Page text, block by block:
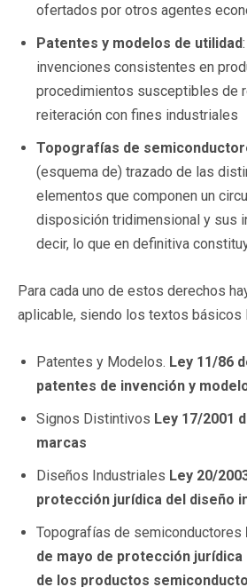
ofertados por otros agentes
Patentes y modelos de utilidad
invenciones consistentes en
procedimientos susceptibles de
reiteración con fines industriales
Topografías de
(esquema de) trazado de las
elementos que componen un
disposición tridimensional y sus
decir, lo que en definitiva
Para cada uno de estos derechos
aplicable, siendo los textos básicos
Patentes y Modelos. Ley 11/86
patentes de invención y
Signos Distintivos Ley 17/2001
marcas
Diseños Industriales Ley 20/
protección jurídica del diseño
Topografías de semiconductores
de mayo de protección
de los productos